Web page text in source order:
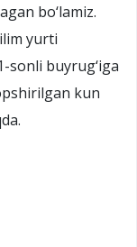
bo‘lamiz.
yurti
sonli buyrug‘iga
kun